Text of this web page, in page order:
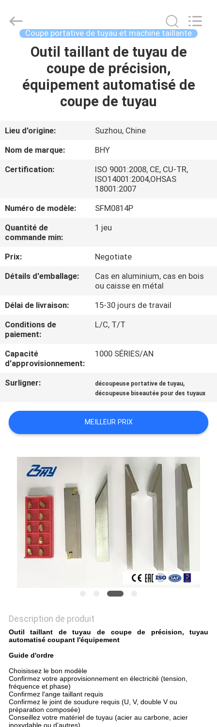
MAISON
PRODUITS
SUJET
DE
NOUS
D'USINE
CONTRÔLE
DE
QUALITÉ
PLAN
DU
SITE
POLITIQUE
EN
DE
PROTECTION
PRIVÉE
Bohyar
Engineering
Material
Technology(Suzhou)Co.,
Coupe portative de tuyau et machine taillante
Outil taillant de tuyau de
coupe de précision,
équipement automatisé de
coupe de tuyau
Lieu d'origine:
Suzhou, Chine
Nom de marque:
BHY
Certification:
ISO 9001:2008, CE, CU-TR,
ISO14001:2004,OHSAS
18001:2007
Numéro de modèle:
SFM0814P
Quantité de
commande min:
1 jeu
Prix:
Negotiate
Détails d'emballage:
Cas en aluminium, cas en bois
ou caisse en métal
Délai de livraison:
15-30 jours de travail
Conditions de
paiement:
L/C, T/T
Capacité
d'approvisionnement:
1000 SÉRIES/AN
Surligner: découpeuse portative de tuyau,
découpeuse biseautée pour des tuyaux
MEILLEUR PRIX
Description de produit
Outil taillant de tuyau de coupe de précision, tuyau
automatisé coupant l'équipement
Guide d'ordre
Choisissez le bon modèle
Confirmez votre approvisionnement en électricité (tension,
fréquence et phase)
Confirmez l'ange taillant requis
Confirmez le joint de soudure requis (U, V, double V ou
préparation composée)
Conseillez votre matériel de tuyau (acier au carbone, acier
inoxydable ou d'autres)